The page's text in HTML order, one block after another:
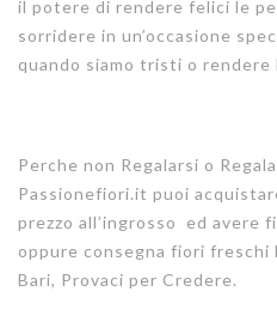
il potere di rendere felici le
sorridere in un’occasione
quando siamo tristi o rendere
Perche non Regalarsi o
Passionefiori.it puoi
prezzo all’ingrosso ed avere
oppure consegna fiori freschi
Bari, Provaci per Credere.